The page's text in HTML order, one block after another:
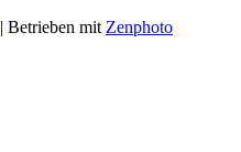
| Betrieben mit Zenphoto